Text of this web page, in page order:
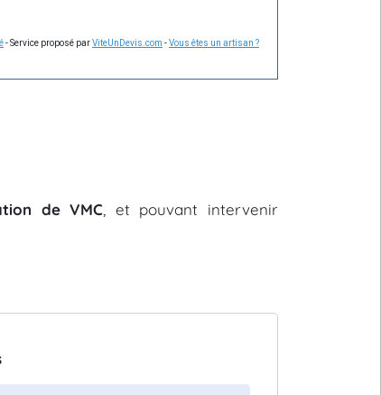
- Service proposé parViteUnDevis.com -Vous êtes un artisan ?
de VMC , et pouvant intervenir